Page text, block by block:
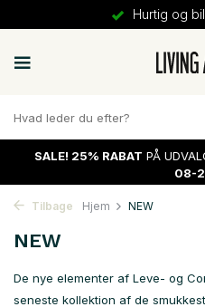
SALE! 25% RABAT PÅ
08-
Tilbage Hjem NEW
NEW
De nye elementer af Leve- og
seneste kollektion af de